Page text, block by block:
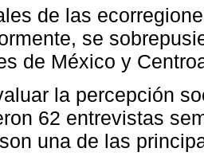
de las
se
de México y
la percepción
62 entrevistas
una de las